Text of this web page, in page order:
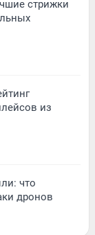
стрижки
из
что
дронов